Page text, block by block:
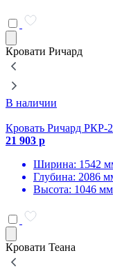
Кровати Ричард
В наличии
Кровать Ричард РКР-
21 903 р
Ширина: 1542
Глубина: 2086
Высота: 1046 мм
Кровати Теана